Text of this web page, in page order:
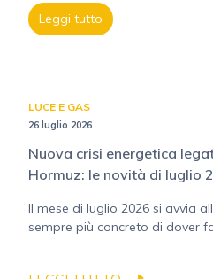
Leggi tutto
LUCE E GAS
26 luglio 2026
Nuova crisi energetica
Hormuz: le novità di luglio
Il mese di luglio 2026 si avvia
sempre più concreto di dover